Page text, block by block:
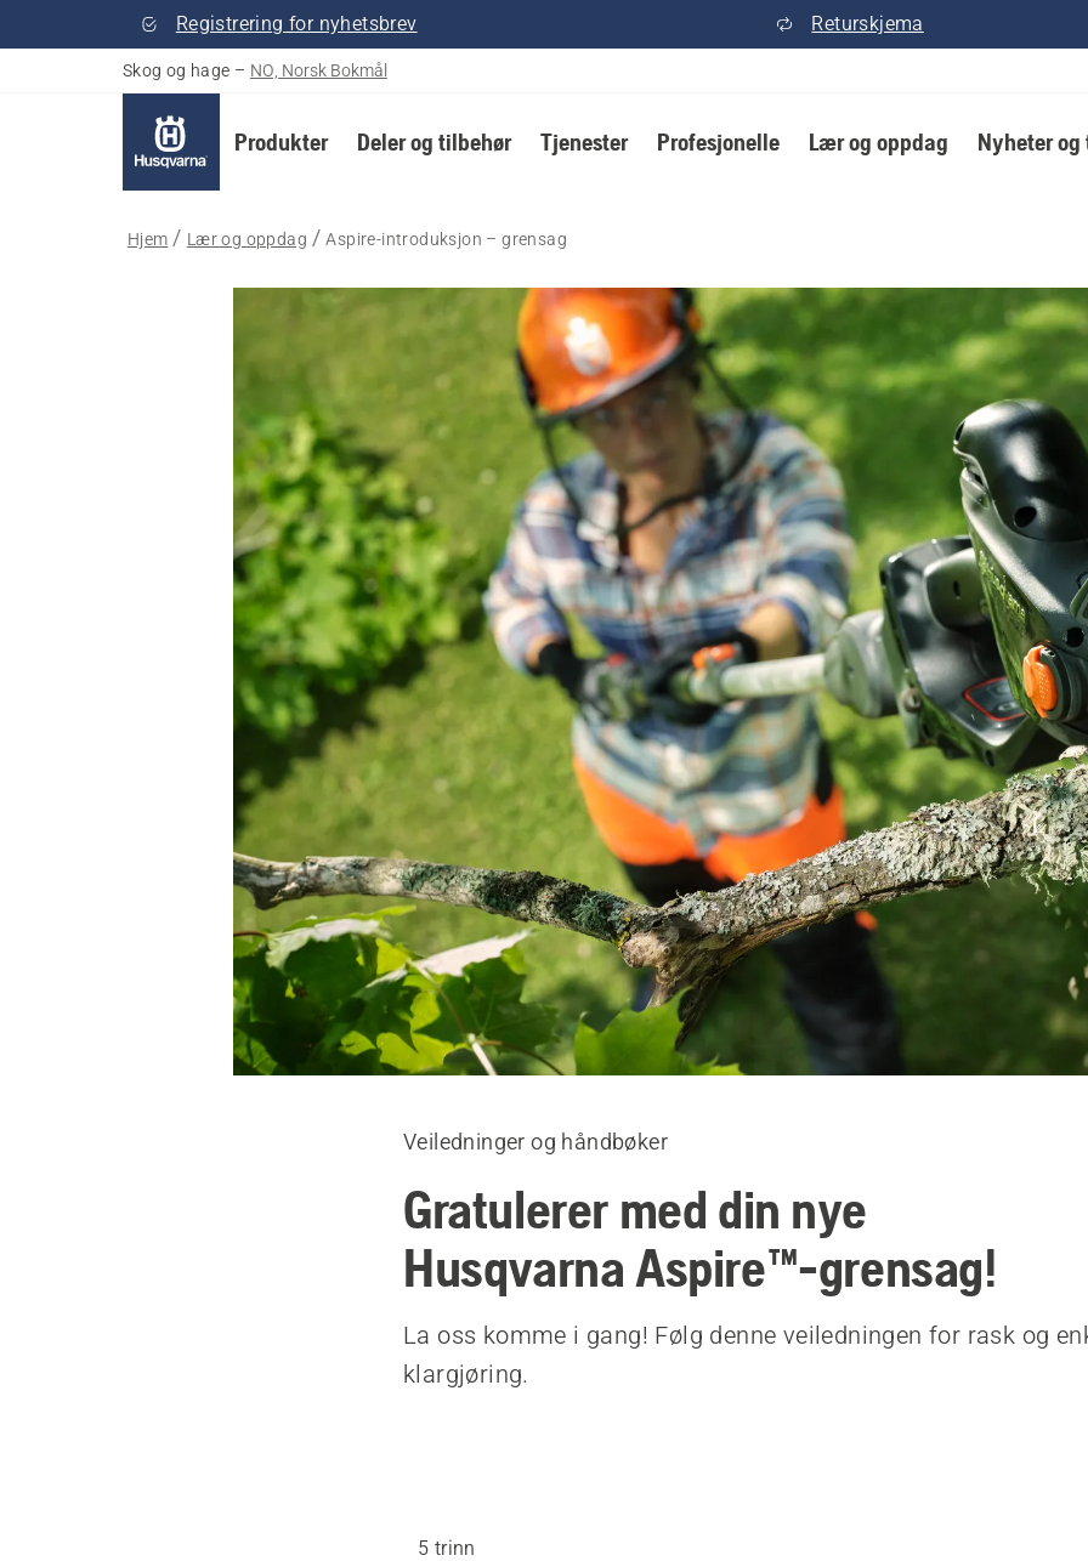
Registrering for nyhetsbrev Returskjema
Skog og hage – NO, Norsk Bokmål
Produkter Deler og tilbehør Tjenester Profesjonelle Lær og oppdag Nyheter
Hjem Lær og oppdag Aspire-introduksjon – grensag
Veiledninger og håndbøker
Gratulerer med din nye
Husqvarna Aspire™-grensag!
La oss komme i gang! Følg denne veiledningen for rask og
klargjøring.
5 trinn